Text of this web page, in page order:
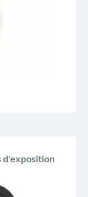
d'exposition